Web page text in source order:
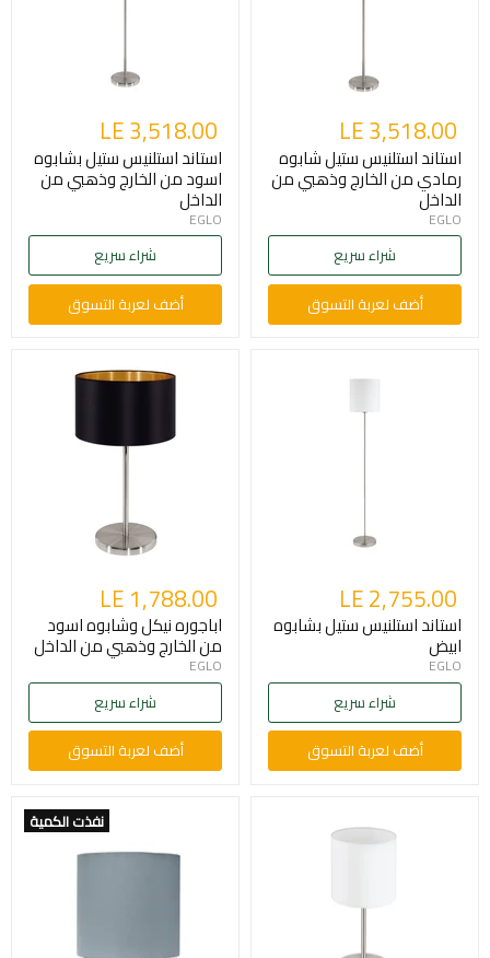
LE 3,518.00
استاند استلنيس ستيل شابوه
رمادي من الخارج وذهبي من
الداخل
EGLO
شراء سريع
أضف لعربة التسوق
LE 3,518.00
استاند استلنيس ستيل بشابوه
اسود من الخارج وذهبي من
الداخل
EGLO
شراء سريع
أضف لعربة التسوق
LE 2,755.00
استاند استلنيس ستيل بشابوه
ابيض
EGLO
شراء سريع
أضف لعربة التسوق
LE 1,788.00
اباجوره نيكل وشابوه اسود
من الخارج وذهبي من الداخل
EGLO
شراء سريع
أضف لعربة التسوق
نفذت الكمية